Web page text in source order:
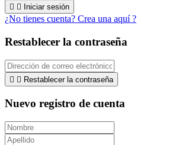
  Iniciar sesión
¿No tienes cuenta? Crea una aquí ?
Restablecer la contraseña
  Restablecer la contraseña
Nuevo registro de cuenta